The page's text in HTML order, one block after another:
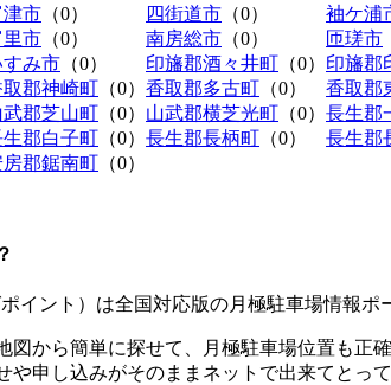
津市 （0） 四街道市 （0） 袖ケ浦
里市 （0） 南房総市 （0） 匝瑳市
すみ市 （0） 印旛郡酒々井町 （0） 印旛郡
取郡神崎町 （0） 香取郡多古町 （0） 香取郡
武郡芝山町 （0） 山武郡横芝光町 （0） 長生郡
生郡白子町 （0） 長生郡長柄町 （0） 長生郡
房郡鋸南町 （0）
イント）は全国対応版の月極駐車場情報ポ
図から簡単に探せて、月極駐車場位置も正確
や申し込みがそのままネットで出来てとって